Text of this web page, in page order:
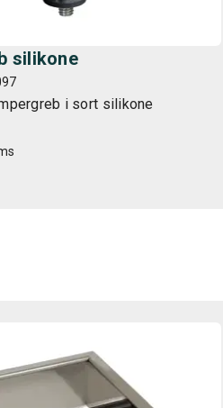
silikone
i sort silikone